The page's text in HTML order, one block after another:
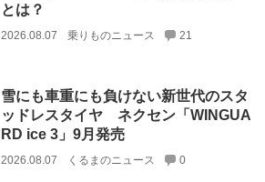
とは？
2026.08.07 乗りものニュース 21
雪にも車重にも負けない新世代のスタ
ッドレスタイヤ ネクセン「WINGUA
RD ice 3」9月発売
2026.08.07 くるまのニュース 0